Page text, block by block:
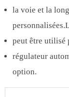
la voie et la
peut être utilisé
régulateur
option.